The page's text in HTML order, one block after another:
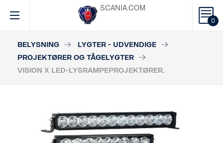
0
SCANIA.COM
BELYSNING
LYGTER - UDVENDIGE
PROJEKTØRER OG TÅGELYGTER
VISION X LED-LYSRAMPEPROJEKTØRER.